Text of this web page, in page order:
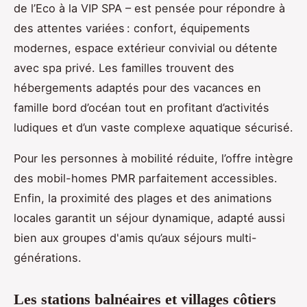
de l’Eco à la VIP SPA – est pensée pour répondre à
des attentes variées : confort, équipements
modernes, espace extérieur convivial ou détente
avec spa privé. Les familles trouvent des
hébergements adaptés pour des vacances en
famille bord d’océan tout en profitant d’activités
ludiques et d’un vaste complexe aquatique sécurisé.
Pour les personnes à mobilité réduite, l’offre intègre
des mobil-homes PMR parfaitement accessibles.
Enfin, la proximité des plages et des animations
locales garantit un séjour dynamique, adapté aussi
bien aux groupes d'amis qu’aux séjours multi-
générations.
Les stations balnéaires et villages côtiers